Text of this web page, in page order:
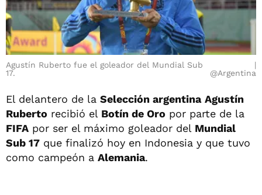
Agustín Ruberto fue el goleador del Mundial Sub
17.
@Argentina
El delantero de la Selección argentina Agustín
Ruberto recibió el Botín de Oro por parte de la
FIFA por ser el máximo goleador del Mundial
Sub 17 que finalizó hoy en Indonesia y que tuvo
como campeón a Alemania.